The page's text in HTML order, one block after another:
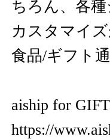
ちろん、各
カスタマイ
食品/ギフト
aiship for
https://